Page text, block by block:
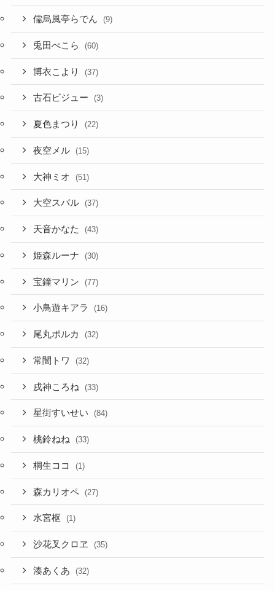
儒烏風亭らでん (9)
兎田ぺこら (60)
博衣こより (37)
古石ビジュー (3)
夏色まつり (22)
夜空メル (15)
大神ミオ (51)
大空スバル (37)
天音かなた (43)
姫森ルーナ (30)
宝鐘マリン (77)
小鳥遊キアラ (16)
尾丸ポルカ (32)
常闇トワ (32)
戌神ころね (33)
星街すいせい (84)
桃鈴ねね (33)
桐生ココ (1)
森カリオペ (27)
水宮枢 (1)
沙花叉クロヱ (35)
湊あくあ (32)